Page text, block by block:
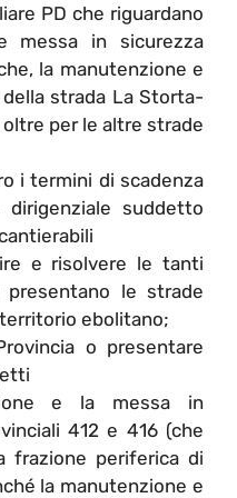
PD che riguardano
messa in sicurezza
la manutenzione e
strada La Storta-
per le altre strade
i termini di scadenza
suddetto
e risolvere le tanti
presentano le strade
ebolitano;
o presentare
e la messa in
412 e 416 (che
frazione periferica di
la manutenzione e